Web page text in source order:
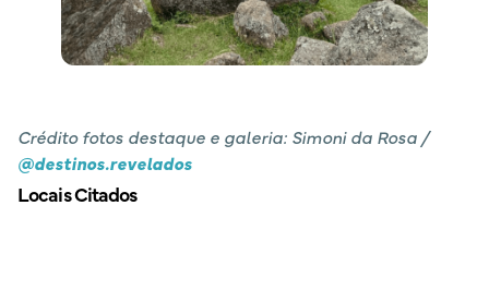
Crédito fotos destaque e galeria: Simoni da Rosa /
@destinos.revelados
Locais Citados